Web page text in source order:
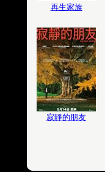
再生家族
寂靜的朋友